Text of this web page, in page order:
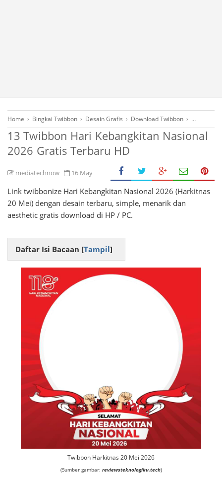
Home › Bingkai Twibbon › Desain Grafis › Download Twibbon › Frame
13 Twibbon Hari Kebangkitan Nasional
2026 Gratis Terbaru HD
mediatechnow 16 May
Link twibbonize Hari Kebangkitan Nasional 2026 (Harkitnas
20 Mei) dengan desain terbaru, simple, menarik dan
aesthetic gratis download di HP / PC.
Daftar Isi Bacaan [Tampil]
Twibbon Harkitnas 20 Mei 2026
(Sumber gambar: reviewsteknologiku.tech)